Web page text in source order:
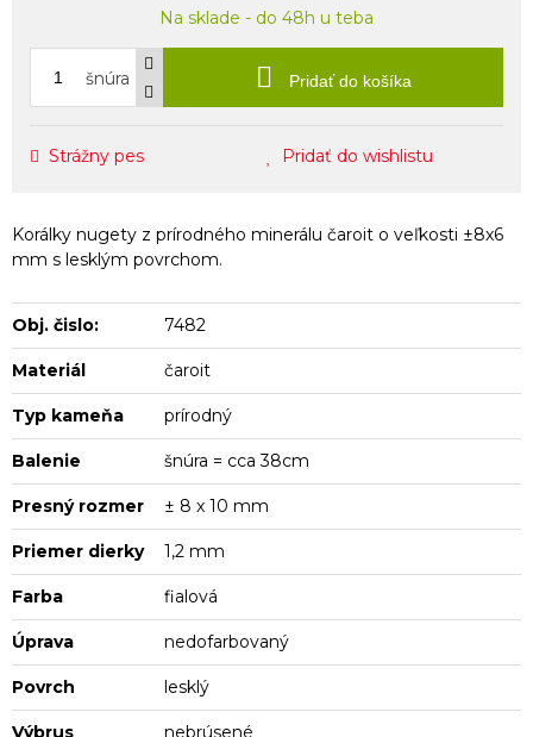
Na sklade - do 48h u teba
šnúra Pridať do košíka
Strážny pes Pridať do wishlistu
Korálky nugety z prírodného minerálu čaroit o veľkosti ±8x6
mm s lesklým povrchom.
Obj. čislo: 7482
Materiál čaroit
Typ kameňa prírodný
Balenie šnúra = cca 38cm
Presný rozmer ± 8 x 10 mm
Priemer dierky 1,2 mm
Farba fialová
Úprava nedofarbovaný
Povrch lesklý
Výbrus nebrúsené